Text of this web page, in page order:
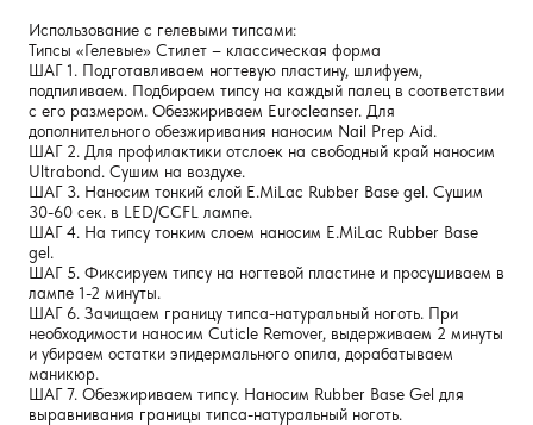
Использование с гелевыми типсами:
Типсы «Гелевые» Стилет – классическая форма
ШАГ 1. Подготавливаем ногтевую пластину, шлифуем,
подпиливаем. Подбираем типсу на каждый палец в соответствии
с его размером. Обезжириваем Eurocleanser. Для
дополнительного обезжиривания наносим Nail Prep Aid.
ШАГ 2. Для профилактики отслоек на свободный край наносим
Ultrabond. Сушим на воздухе.
ШАГ 3. Наносим тонкий слой E.MiLac Rubber Base gel. Сушим
30-60 сек. в LED/CCFL лампе.
ШАГ 4. На типсу тонким слоем наносим E.MiLac Rubber Base
gel.
ШАГ 5. Фиксируем типсу на ногтевой пластине и просушиваем в
лампе 1-2 минуты.
ШАГ 6. Зачищаем границу типса-натуральный ноготь. При
необходимости наносим Cuticle Remover, выдерживаем 2 минуты
и убираем остатки эпидермального опила, дорабатываем
маникюр.
ШАГ 7. Обезжириваем типсу. Наносим Rubber Base Gel для
выравнивания границы типса-натуральный ноготь.